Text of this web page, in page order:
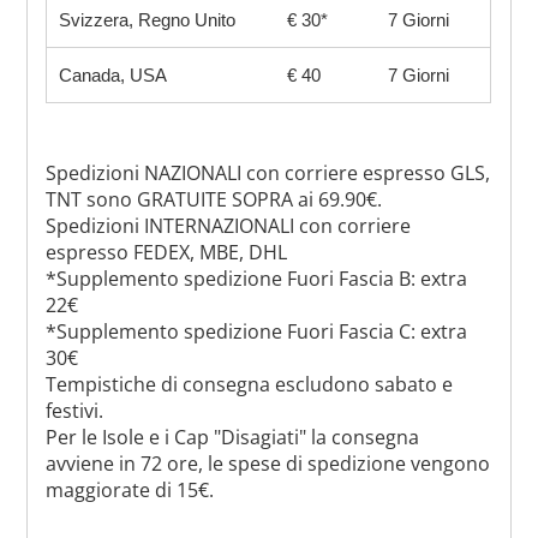
Svizzera, Regno Unito € 30* 7 Giorni
Canada, USA € 40 7 Giorni
Spedizioni NAZIONALI con corriere espresso GLS,
TNT sono GRATUITE SOPRA ai 69.90€.
Spedizioni INTERNAZIONALI con corriere
espresso FEDEX, MBE, DHL
*Supplemento spedizione Fuori Fascia B: extra
22€
*Supplemento spedizione Fuori Fascia C: extra
30€
Tempistiche di consegna escludono sabato e
festivi.
Per le Isole e i Cap "Disagiati" la consegna
avviene in 72 ore, le spese di spedizione vengono
maggiorate di 15€.